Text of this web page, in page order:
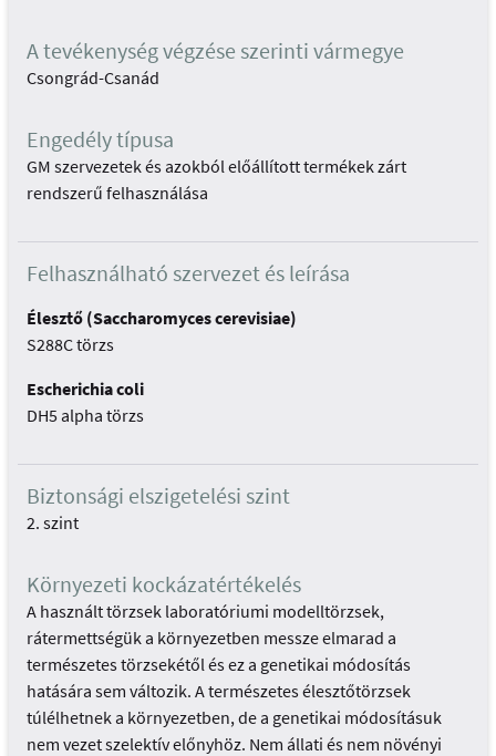
A tevékenység végzése szerinti vármegye
Csongrád-Csanád
Engedély típusa
GM szervezetek és azokból előállított termékek zárt
rendszerű felhasználása
Felhasználható szervezet és leírása
Élesztő (Saccharomyces cerevisiae)
S288C törzs
Escherichia coli
DH5 alpha törzs
Biztonsági elszigetelési szint
2. szint
Környezeti kockázatértékelés
A használt törzsek laboratóriumi modelltörzsek,
rátermettségük a környezetben messze elmarad a
természetes törzsekétől és ez a genetikai módosítás
hatására sem változik. A természetes élesztőtörzsek
túlélhetnek a környezetben, de a genetikai módosításuk
nem vezet szelektív előnyhöz. Nem állati és nem növényi